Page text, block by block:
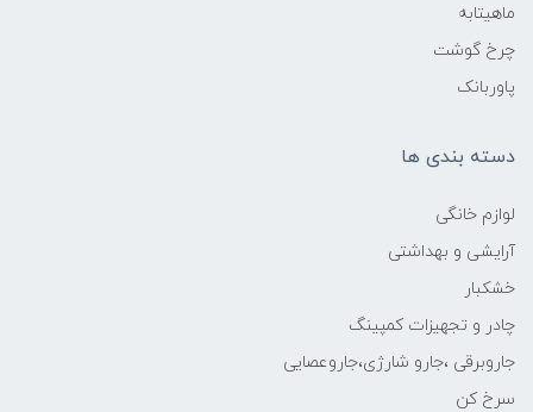
ماهیتابه
چرخ گوشت
پاوربانک
دسته بندی ها
لوازم خانگی
آرایشی و بهداشتی
خشکبار
چادر و تجهیزات کمپینگ
جاروبرقی ،جارو شارژی،جاروعصایی
سرخ کن